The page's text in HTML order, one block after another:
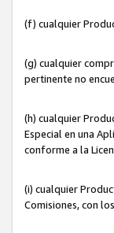
(f) cualquier
(g) cualquier
pertinente no
(h) cualquier
Especial en una
conforme a la
(i) cualquier
Comisiones, con